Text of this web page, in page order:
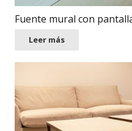
Fuente mural con
Leer más